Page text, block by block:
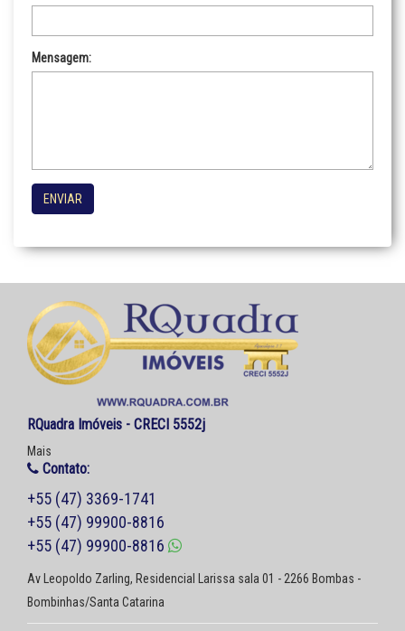
Mensagem:
ENVIAR
RQuadra Imóveis - CRECI 5552j
Mais
Contato:
+55 (47) 3369-1741
+55 (47) 99900-8816
+55 (47) 99900-8816
Av Leopoldo Zarling, Residencial Larissa sala 01 - 2266 Bombas -
Bombinhas/Santa Catarina